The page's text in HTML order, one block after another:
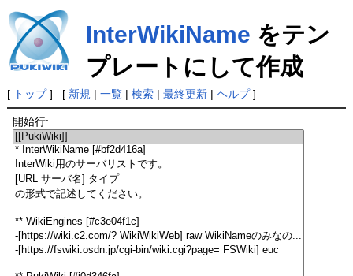
InterWikiName をテン
プレートにして作成
[ トップ] [ 新規 | 一覧| 検索| 最終更新| ヘルプ]
開始行: